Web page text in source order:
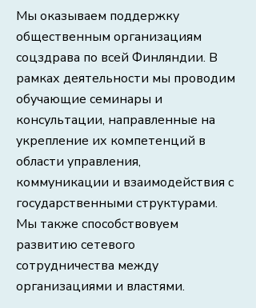
Мы оказываем поддержку
общественным организациям
соцздрава по всей Финляндии. В
рамках деятельности мы проводим
обучающие семинары и
консультации, направленные на
укрепление их компетенций в
области управления,
коммуникации и взаимодействия с
государственными структурами.
Мы также способствовуем
развитию сетевого
сотрудничества между
организациями и властями.